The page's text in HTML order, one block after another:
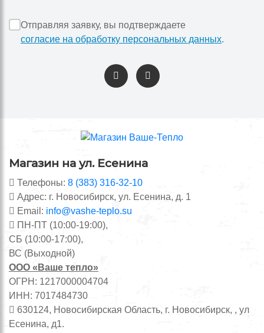
Отправляя заявку, вы подтверждаете
согласие на обработку персональных данных.
Магазин на ул. Есенина
Телефоны: 8 (383) 316-32-10
Адрес: г. Новосибирск, ул. Есенина, д. 1
Email: info@vashe-teplo.su
ПН-ПТ (10:00-19:00),
СБ (10:00-17:00),
ВС (Выходной)
ООО «Ваше тепло»
ОГРН: 1217000004704
ИНН: 7017484730
630124, Новосибирская Область, г. Новосибирск, , ул
Есенина, д1.